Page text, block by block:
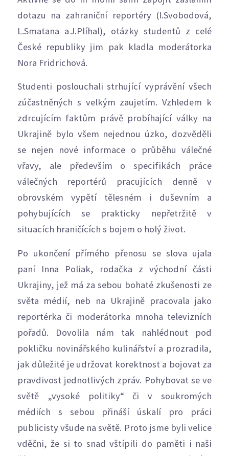
dotazu na zahraniční reportéry (I.Svobodová,
L.Smatana a J.Plíhal), otázky studentů z celé
České republiky jim pak kladla moderátorka
Nora Fridrichová.
Studenti poslouchali strhující vyprávění všech
zúčastněných s velkým zaujetím. Vzhledem k
zdrcujícím faktům právě probíhající války na
Ukrajině bylo všem nejednou úzko, dozvěděli
se nejen nové informace o průběhu válečné
vřavy, ale především o specifikách práce
válečných reportérů pracujících denně v
obrovském vypětí tělesném i duševním a
pohybujících se prakticky nepřetržitě v
situacích hraničících s bojem o holý život.
Po ukončení přímého přenosu se slova ujala
paní Inna Poliak, rodačka z východní části
Ukrajiny, jež má za sebou bohaté zkušenosti ze
světa médií, neb na Ukrajině pracovala jako
reportérka či moderátorka mnoha televizních
pořadů. Dovolila nám tak nahlédnout pod
pokličku novinářského kulinářství a prozradila,
jak důležité je udržovat korektnost a bojovat za
pravdivost jednotlivých zpráv. Pohybovat se ve
světě „vysoké politiky“ či v soukromých
médiích s sebou přináší úskalí pro práci
publicisty všude na světě. Proto jsme byli velice
vděčni, že si to snad vštípili do paměti i naši